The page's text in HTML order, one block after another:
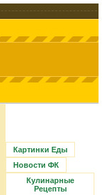
Картинки Еды
Новости ФК
Кулинарные
Рецепты